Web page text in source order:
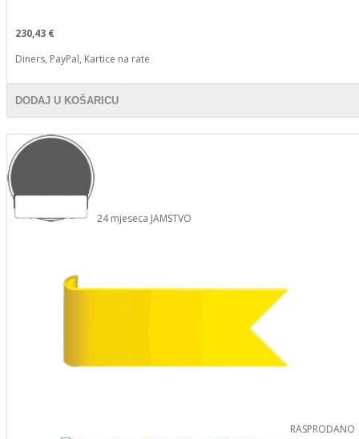
230,43 €
Diners, PayPal, Kartice na rate
DODAJ U KOŠARICU
24 mjeseca JAMSTVO
RASPRODANO